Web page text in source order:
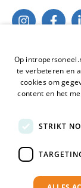
2026 © Intro
Certificeringen
Algemene
Op
te verbeteren en
cookies om
content en het
STRIKT